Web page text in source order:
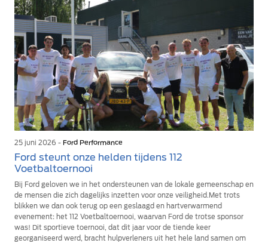
25 juni 2026 - Ford Performance
Ford steunt onze helden tijdens 112
Voetbaltoernooi
Bij Ford geloven we in het ondersteunen van de lokale gemeenschap en
de mensen die zich dagelijks inzetten voor onze veiligheid.Met trots
blikken we dan ook terug op een geslaagd en hartverwarmend
evenement: het 112 Voetbaltoernooi, waarvan Ford de trotse sponsor
was! Dit sportieve toernooi, dat dit jaar voor de tiende keer
georganiseerd werd, bracht hulpverleners uit het hele land samen om